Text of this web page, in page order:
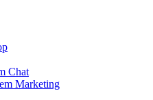
Chat
Marketing